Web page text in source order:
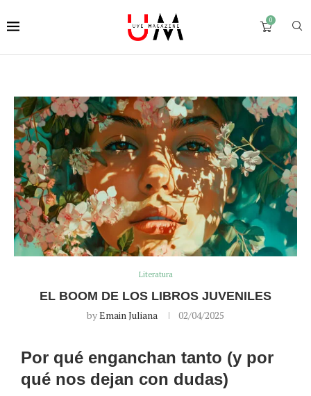
0
Literatura
EL BOOM DE LOS LIBROS JUVENILES
byEmain Juliana 02/04/2025
Por qué enganchan tanto (y por
qué nos dejan con dudas)